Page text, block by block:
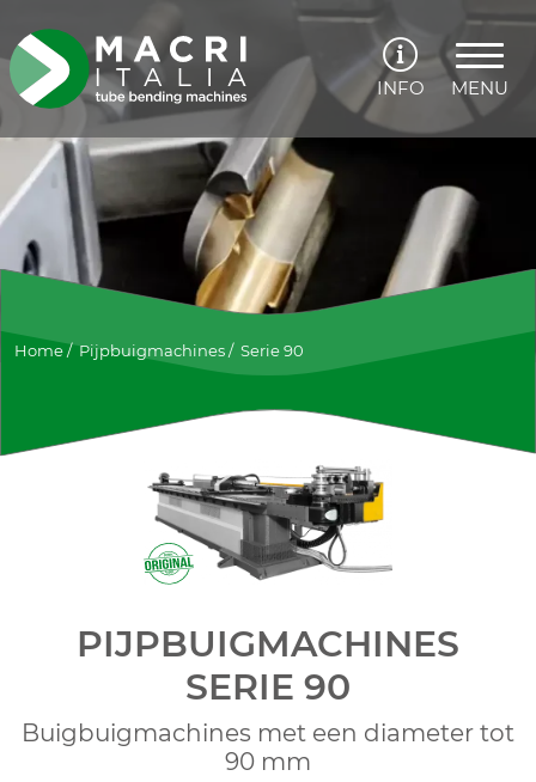
INFO MENU
Home/Pijpbuigmachines/ Serie 90
PIJPBUIGMACHINES
SERIE 90
Buigbuigmachines met een diameter tot
90 mm